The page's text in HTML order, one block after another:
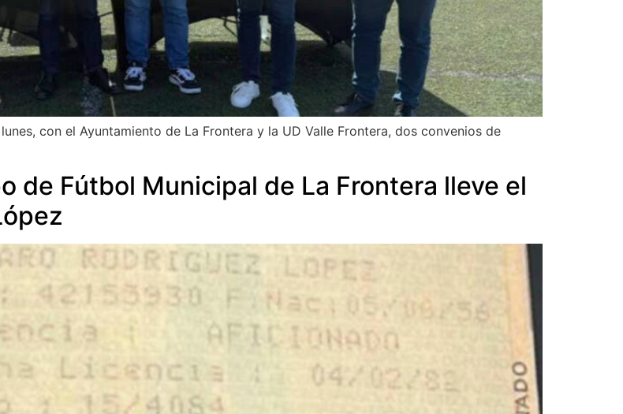
con el Ayuntamiento de La Frontera y la UD Valle Frontera, dos convenios de
de Fútbol Municipal de La Frontera lleve el